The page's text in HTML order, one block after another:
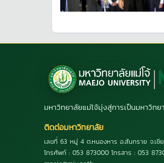
มหาวิทยาลัยแม่โจ้มุ่งสู่การเป็นมหาวิทย
ติดต่อมหาวิทยาลัย
เลขที่ 63 หมู่ 4 ต.หนองหาร อ.สันทราย จ.เชี
โทรศัพท์ : 053 873000 โทรสาร : 053